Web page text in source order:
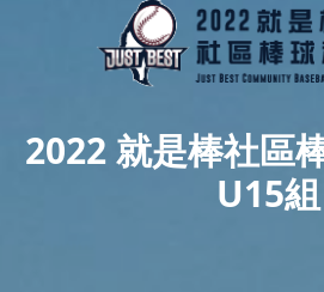
2022 就是棒社區
U15組